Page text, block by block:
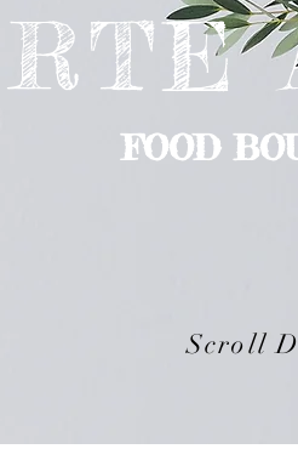
FOOD
Scroll